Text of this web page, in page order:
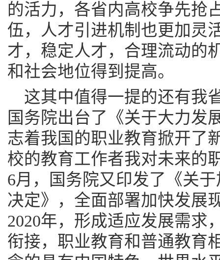
的活力，各省内高校争先抢
伍，人才引进机制也更加灵
才，稳定人才，合理流动的
和社会地位得到提高。
这其中值得一提的还有我
国务院出台了《关于大力发
志着我国的职业教育掀开了
校的教育工作者我对未来的
6月，国务院又印发了《关
决定》，全面部署加快发展
2020年，形成适应发展需求
衔接，职业教育和普通教育